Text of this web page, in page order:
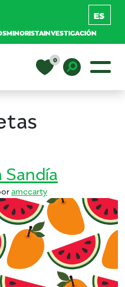
MINORISTAINVESTIGACIÓN
0
Sandía
amccarty